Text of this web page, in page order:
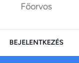
Főorvos
BEJELENTKEZÉS